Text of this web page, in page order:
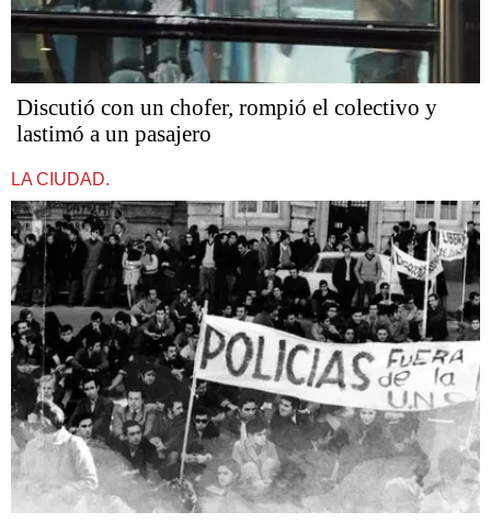
Discutió con un chofer, rompió el colectivo y
lastimó a un pasajero
LA CIUDAD.